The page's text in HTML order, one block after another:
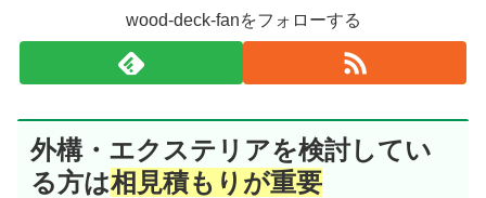
wood-deck-fanをフォローする
外構・エクステリアを検討してい
る方は相見積もりが重要